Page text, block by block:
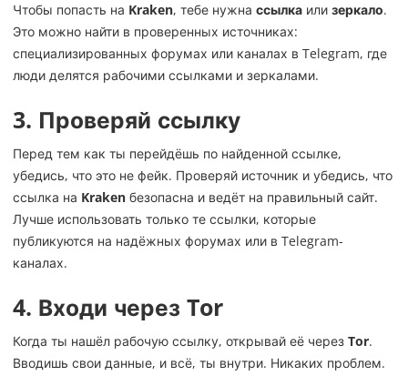
Чтобы попасть на Kraken, тебе нужна ссылка или зеркало.
Это можно найти в проверенных источниках:
специализированных форумах или каналах в Telegram, где
люди делятся рабочими ссылками и зеркалами.
3. Проверяй ссылку
Перед тем как ты перейдёшь по найденной ссылке,
убедись, что это не фейк. Проверяй источник и убедись, что
ссылка на Kraken безопасна и ведёт на правильный сайт.
Лучше использовать только те ссылки, которые
публикуются на надёжных форумах или в Telegram-
каналах.
4. Входи через Tor
Когда ты нашёл рабочую ссылку, открывай её через Tor.
Вводишь свои данные, и всё, ты внутри. Никаких проблем.